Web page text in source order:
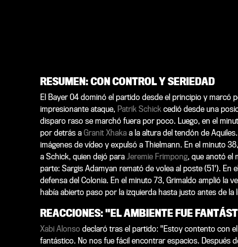
RESUMEN: CON CONTROL Y SERIEDAD
El Bayer 04 dominó el partido desde el principio y marcó
impresionante ataque, Patrik Schickcedió desde una
disparo raso se marchó fuera por poco. Luego, en el
por detrás a Granit Xhakaa la altura del tendón de
imágenes de vídeo y expulsó a Thielmann. En el minuto 38,
a Schick, quien dejó para Jeremie Frimpong, que anotó el
parte: Sargis Adamyan remató de volea al poste (51').
defensa del Colonia. En el minuto 73, Grimaldo amplió la
había abierto paso por la izquierda hasta justo antes de la
REACCIONES: "EL AMBIENTE FUE
Xabi Alonsodeclaró tras el partido: "Estoy contento con
fantástico. No nos fue fácil encontrar espacios. Después